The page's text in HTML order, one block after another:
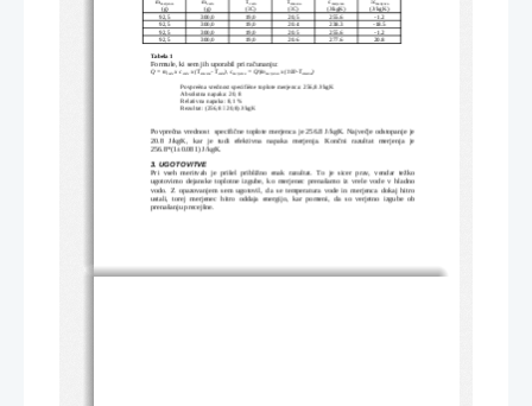
mmerjenca
(g)
mvode
(g)
Tvode
(C)
Tzmesna
(C)
cmerjenca
(J/kgK)
cmerjenca
(J/kgK)
92,5
300,0 19,0 20,5 255.6
-1.2
92,5
300,0 19,0 20.4 238.3
-18.5
92,5
300,0 19,0 20.5 255.6
-1.2
92,5
300,0 19,0 20.6 277.6 20.8
Tabela 1
Formule, ki sem jih uporabil pri računanju:
Q = m vode x c vode x (Tzmesna - Tvode), cmerjenca = Q/(mmerjenca x (100-Tzmesna)
Povpreèna vrednost specifiène toplote merjenca: 256,8 J/kgK
Absolutna napaka: 20, 8
Relativna napaka: 8,1 %
Rezultat: (256,8  20,8) J/kgK
Povprečna vrednost  specifične toplote merjenca je 256.8 J/kgK. Največje odstopanje je
20.8   J/kgK,   kar   je   tudi   efektivna   napaka   merjenja.   Končni   razultat   merjenja   je
256.8*(1±0.081) J/kgK.
3. UGOTOVITVE
Pri  vseh  meritvah je  prišel približno  enak  razultat.  To  je sicer prav,  vendar  težko
ugotovimo dejanske toplotne izgube, ko merjenec prenašamo iz vrele vode v hladno
vodo. Z opazovanjem sem ugotovil, da se temperatura vode in merjenca dokaj hitro
ustali,   torej   merjenec  hitro  oddaja  energijo,   kar  pomeni,   da  so  verjetno   izgube  ob
prenašanju precejšne.